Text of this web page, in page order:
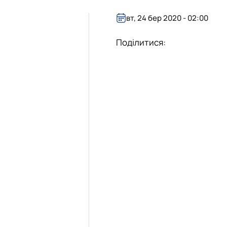
вт, 24 бер 2020 - 02:00
Поділитися: